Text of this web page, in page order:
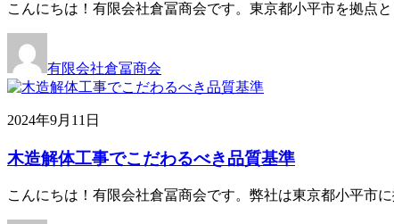
こんにちは！有限会社倉冨商会です。東京都小平市を拠点
有限会社倉冨商会
2024年9月11日
木造解体工事でこだわるべき品質基準
こんにちは！有限会社倉冨商会です。弊社は東京都小平市